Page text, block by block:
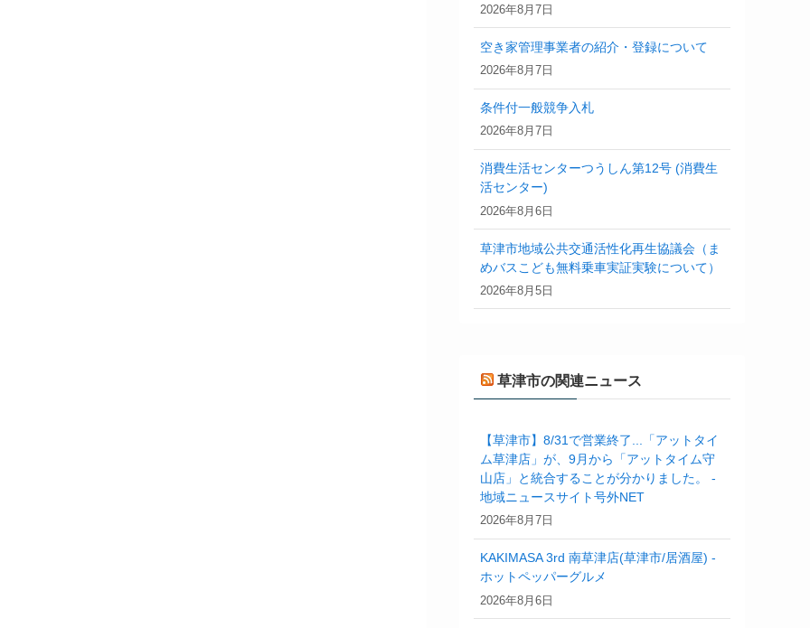
2026年8月7日
空き家管理事業者の紹介・登録について
2026年8月7日
条件付一般競争入札
2026年8月7日
消費生活センターつうしん第12号 (消費生
活センター)
2026年8月6日
草津市地域公共交通活性化再生協議会（ま
めバスこども無料乗車実証実験について）
2026年8月5日
草津市の関連ニュース
【草津市】8/31で営業終了...「アットタイ
ム草津店」が、9月から「アットタイム守
山店」と統合することが分かりました。 -
地域ニュースサイト号外NET
2026年8月7日
KAKIMASA 3rd 南草津店(草津市/居酒屋) -
ホットペッパーグルメ
2026年8月6日